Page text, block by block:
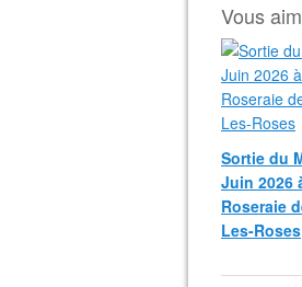
Vous
Sortie du
Juin 2026
Roseraie
Les-Roses